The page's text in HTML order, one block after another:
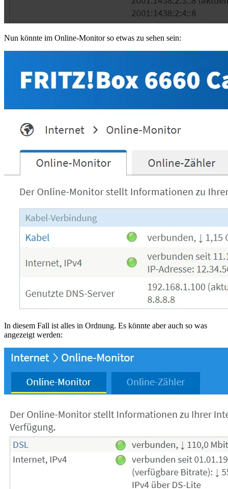
Nun könnte im Online-Monitor so etwas zu sehen sein:
In diesem Fall ist alles in Ordnung. Es könnte aber auch so was
angezeigt werden: